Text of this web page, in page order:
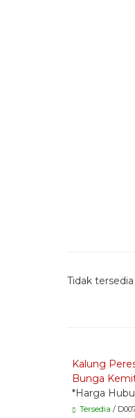
Tidak
Kalung
Bunga
*Harga
Tersedia /